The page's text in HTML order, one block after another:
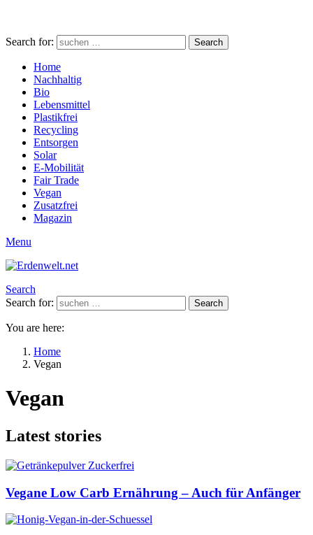
Search for: Search
Home
Nachhaltig
Bio
Lebensmittel
Plastikfrei
Recycling
Entsorgen
Solar
E-Mobilität
Fair Trade
Vegan
Zusatzfrei
Magazin
Menu
Search
Search for:
Search
You are here:
Home
Vegan
Vegan
Latest stories
Vegane Low Carb Ernährung – Auch für Anfänger